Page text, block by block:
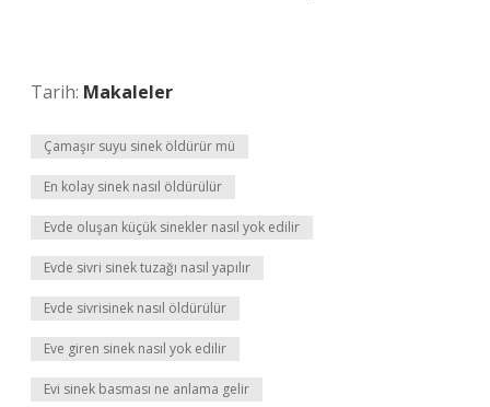
Tarih: Makaleler
Çamaşır suyu sinek öldürür mü
En kolay sinek nasıl öldürülür
Evde oluşan küçük sinekler nasıl yok edilir
Evde sivri sinek tuzağı nasıl yapılır
Evde sivrisinek nasıl öldürülür
Eve giren sinek nasıl yok edilir
Evi sinek basması ne anlama gelir